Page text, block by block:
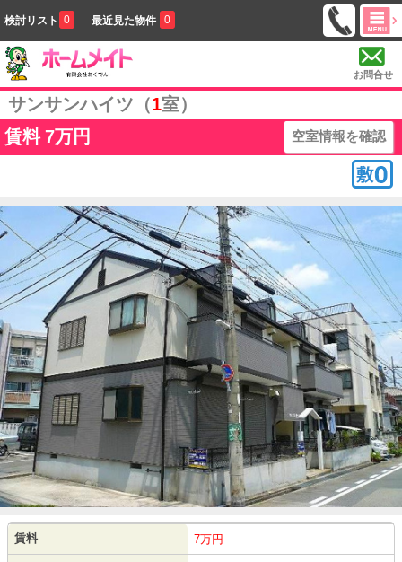
検討リスト 0 最近見た物件 0
お問合せ
サンサンハイツ（1室）
賃料 7万円 空室情報を確認
賃料 7万円